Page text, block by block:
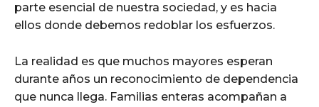
parte esencial de nuestra sociedad, y es hacia
ellos donde debemos redoblar los esfuerzos.
La realidad es que muchos mayores esperan
durante años un reconocimiento de dependencia
que nunca llega. Familias enteras acompañan a